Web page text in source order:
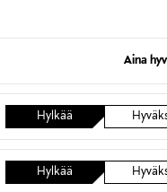
Aina
Hylkää
Hylkää
Original
24,90